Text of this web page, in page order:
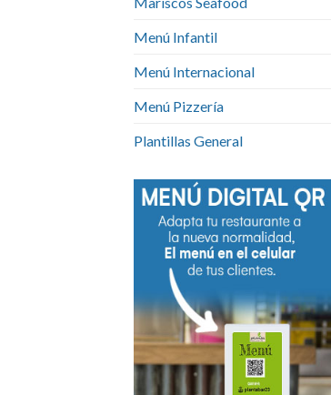
Menú Infantil
Menú Internacional
Menú Pizzería
Plantillas General